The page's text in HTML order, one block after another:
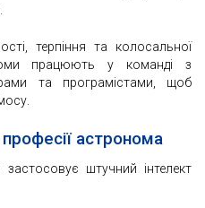
терпіння та колосальної
працюють у команді з
та програмістами, щоб
астронома
штучний інтелект